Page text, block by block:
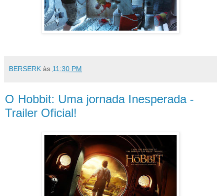
BERSERK às 11:30 PM
O Hobbit: Uma jornada Inesperada -
Trailer Oficial!